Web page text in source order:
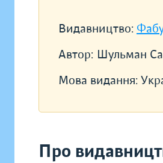
Видавництво:
Автор: Шульман
Мова видання:
Про